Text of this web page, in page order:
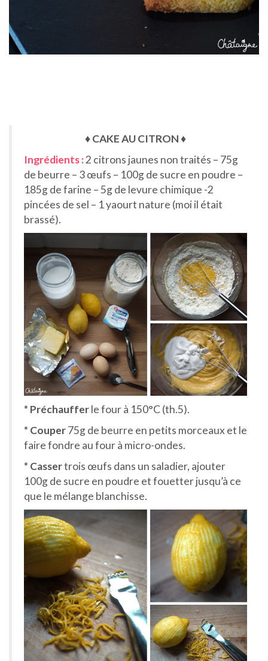
♦ CAKE AU CITRON ♦
Ingrédients :2 citrons jaunes non traités – 75g
de beurre – 3 œufs – 100g de sucre en poudre –
185g de farine – 5g de levure chimique -2
pincées de sel – 1 yaourt nature (moi il était
brassé).
* Préchaufferle four à 150°C (th.5).
* Couper75g de beurre en petits morceaux et le
faire fondre au four à micro-ondes.
* Cassertrois œufs dans un saladier, ajouter
100g de sucre en poudre et fouetter jusqu’à ce
que le mélange blanchisse.